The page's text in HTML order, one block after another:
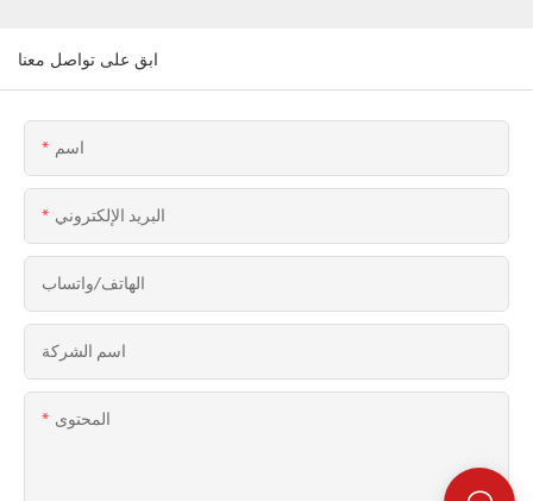
ابق على تواصل معنا
اسم
البريد الإلكتروني
الهاتف/واتساب
اسم الشركة
المحتوى